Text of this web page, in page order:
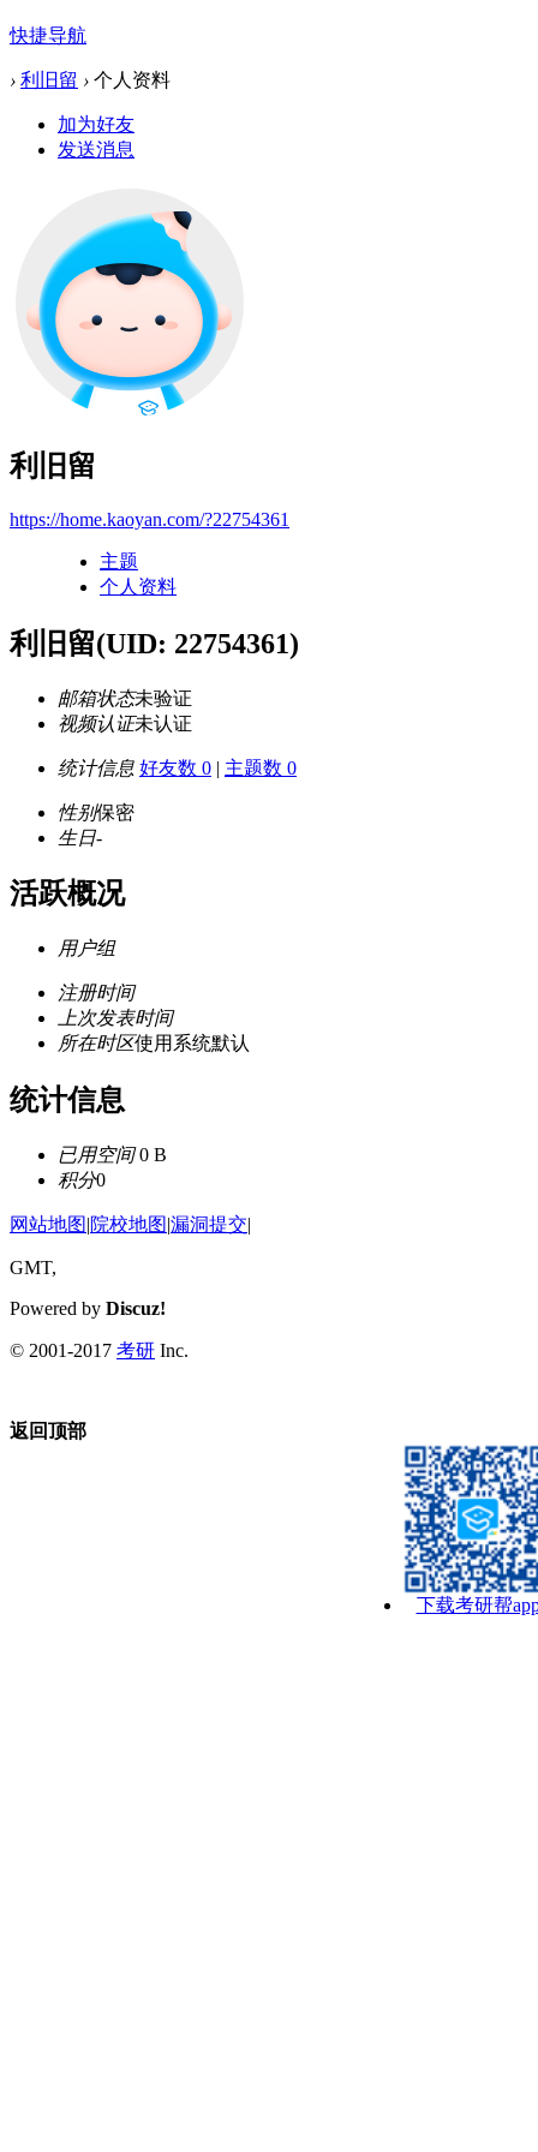
快捷导航
› 利旧留 › 个人资料
加为好友
发送消息
利旧留
https://home.kaoyan.com/?22754361
主题
个人资料
利旧留(UID: 22754361)
邮箱状态未验证
视频认证未认证
统计信息 好友数 0 | 主题数 0
性别保密
生日-
活跃概况
用户组
注册时间
上次发表时间
所在时区使用系统默认
统计信息
已用空间0 B
积分0
网站地图|院校地图|漏洞提交|
GMT,
Powered by Discuz!
© 2001-2017 考研 Inc.
返回顶部
下载考研帮